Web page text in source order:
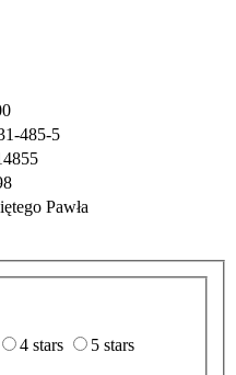
485-5
Pawła
4 stars
5 stars